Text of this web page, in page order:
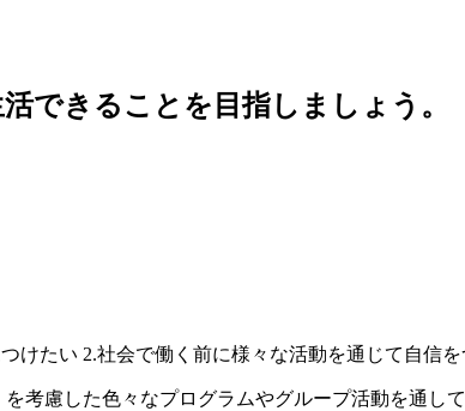
考慮した色々なプログラムやグループ活動を通して